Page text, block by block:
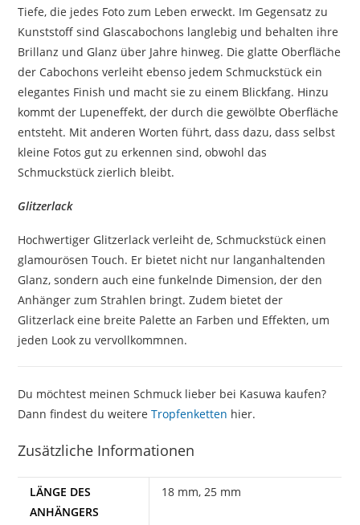
Tiefe, die jedes Foto zum Leben erweckt. Im Gegensatz zu
Kunststoff sind Glascabochons langlebig und behalten ihre
Brillanz und Glanz über Jahre hinweg. Die glatte Oberfläche
der Cabochons verleiht ebenso jedem Schmuckstück ein
elegantes Finish und macht sie zu einem Blickfang. Hinzu
kommt der Lupeneffekt, der durch die gewölbte Oberfläche
entsteht. Mit anderen Worten führt, dass dazu, dass selbst
kleine Fotos gut zu erkennen sind, obwohl das
Schmuckstück zierlich bleibt.
Glitzerlack
Hochwertiger Glitzerlack verleiht de, Schmuckstück einen
glamourösen Touch. Er bietet nicht nur langanhaltenden
Glanz, sondern auch eine funkelnde Dimension, der den
Anhänger zum Strahlen bringt. Zudem bietet der
Glitzerlack eine breite Palette an Farben und Effekten, um
jeden Look zu vervollkommnen.
Du möchtest meinen Schmuck lieber bei Kasuwa kaufen?
Dann findest du weitereTropfenketten hier.
Zusätzliche Informationen
LÄNGE DES
ANHÄNGERS
18 mm, 25 mm